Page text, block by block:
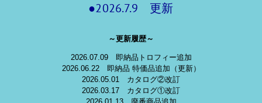
●2026.7.9 更新
～更新履歴～
2026.07.09 即納品トロフィー追加
2026.06.22 即納品 特価品追加（更新）
2026.05.01 カタログ②改訂
2026.03.17 カタログ①改訂